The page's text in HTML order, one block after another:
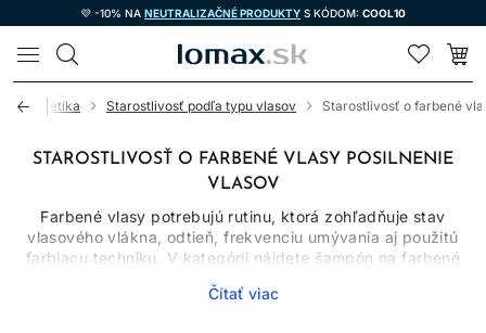
💜 -10% NA NEUTRALIZAČNÉ PRODUKTY S KÓDOM: COOL10
LOMAX
kozmetika Starostlivosť podľa typu vlasov Starostlivosť o farbené
STAROSTLIVOSŤ O FARBENÉ VLASY POSILNENIE
VLASOV
Farbené vlasy potrebujú rutinu, ktorá zohľadňuje stav
vlasového vlákna, odtieň, frekvenciu umývania aj použitú
farbiacu techniku. V kategórii nájdete šampón na farbené
Jednotlivé produkty majú rozdielne úlohy: šampón čistí,
Čítať viac